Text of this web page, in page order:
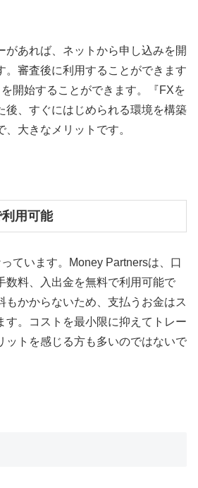
があれば、ネットから申し込みを開
。審査後に利用することができます
開始することができます。『FXを
後、すぐにはじめられる環境を構築
大きなメリットです。
用可能
ています。 Money Partnersは、口
数料、入出金を無料で利用可能で
もかからないため、支払うお金はス
す。コストを最小限に抑えてトレー
ットを感じる方も多いのではないで